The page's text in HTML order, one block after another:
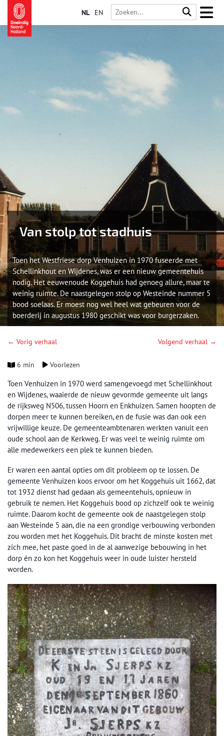
NL EN
Van stolp tot stadhuis
Toen het Westfriese dorp Venhuizen in 1970 fuseerde met
Schellinkhout en Wijdenes, was er een nieuw gemeentehuis
nodig. Het eeuwenoude Koggehuis had genoeg allure, maar te
weinig ruimte. De naastgelegen stolp op Westeinde nummer 5
bood soelaas. Er moest nog wel heel wat gebeuren voor de
boerderij in augustus 1980 geschikt was voor burgerzaken.
← Vorig verhaal Volgend verhaal →
6 min Voorlezen
Toen Venhuizen in 1970 werd samengevoegd met Schellinkhout
en Wijdenes, waaierde de nieuw gevormde gemeente uit langs
de rijksweg N506, tussen Hoorn en Enkhuizen. Samen hoopten de
dorpen meer te kunnen bereiken, en de fusie was dan ook een
vrijwillige keuze. De gemeenteambtenaren werkten vanuit een
oude school aan de Kerkweg. Er was veel te weinig ruimte om
alle medewerkers een plek te kunnen bieden.
Er waren een aantal opties om dit probleem op te lossen. De
gemeente Venhuizen koos ervoor om het Koggehuis uit 1662, dat
tot 1932 dienst had gedaan als gemeentehuis, opnieuw in
gebruik te nemen. Het Koggehuis bood op zichzelf ook te weinig
ruimte. Daarom kocht de gemeente ook de naastgelegen stolp
aan Westeinde 5 aan, die na een grondige verbouwing verbonden
zou worden met het Koggehuis. Dit bracht de minste kosten met
zich mee, het paste goed in de al aanwezige bebouwing in het
dorp én zo kon het Koggehuis weer in oude luister hersteld
worden.